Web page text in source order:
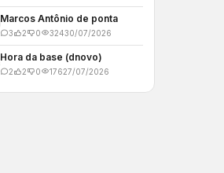
Marcos Antônio de ponta
3 2 0 32430/07/2026
Hora da base (dnovo)
2 2 0 17627/07/2026